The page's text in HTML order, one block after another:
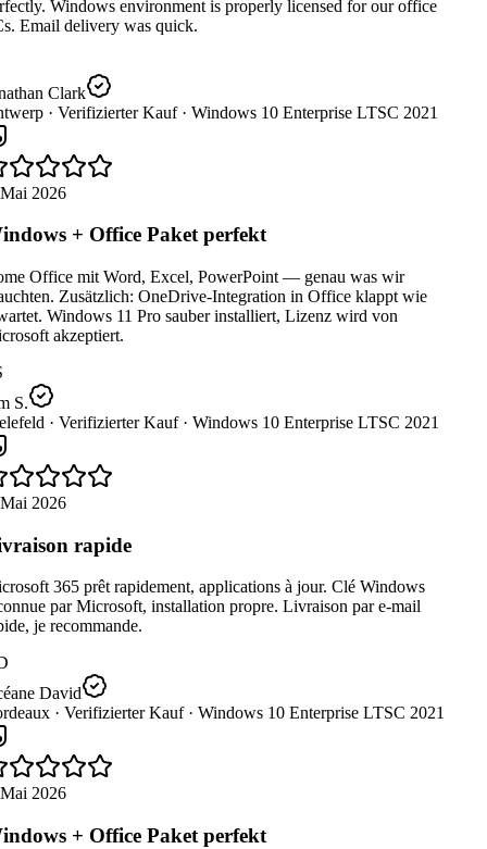
Windows environment is properly licensed for our office
Email delivery was quick.
Clark
· Verifizierter Kauf · Windows 10 Enterprise LTSC 2021
2026
+ Office Paket perfekt
Office mit Word, Excel, PowerPoint — genau was wir
Zusätzlich: OneDrive-Integration in Office klappt wie
Windows 11 Pro sauber installiert, Lizenz wird von
akzeptiert.
S.
· Verifizierter Kauf · Windows 10 Enterprise LTSC 2021
2026
rapide
365 prêt rapidement, applications à jour. Clé Windows
par Microsoft, installation propre. Livraison par e-mail
je recommande.
David
· Verifizierter Kauf · Windows 10 Enterprise LTSC 2021
2026
+ Office Paket perfekt